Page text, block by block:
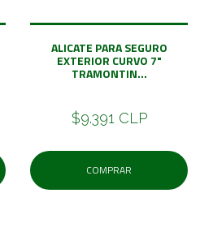
ALICATE PARA SEGURO
EXTERIOR CURVO 7"
TRAMONTIN...
$9.391 CLP
COMPRAR